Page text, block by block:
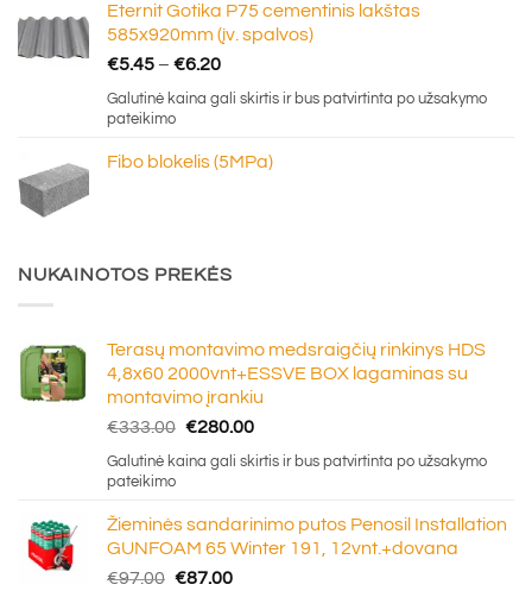
€16.50
Eternit Gotika P75 cementinis lakštas
585x920mm (įv. spalvos)
€5.45 – €6.20Price
range:
€6.20
Galutinė kaina gali skirtis ir bus patvirtinta po užsakymo
pateikimo
Fibo blokelis (5MPa)
NUKAINOTOS PREKĖS
Terasų montavimo medsraigčių rinkinys HDS
4,8x60 2000vnt+ESSVE BOX lagaminas su
montavimo įrankiu
€333.00 Original
price
was:
€280.00Current
price
Galutinė kaina gali skirtis ir bus patvirtinta po užsakymo
pateikimo
Žieminės sandarinimo putos Penosil Installation
GUNFOAM 65 Winter 191, 12vnt.+dovana
€97.00 Original
€87.00Current